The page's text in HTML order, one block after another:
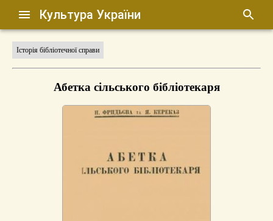
Культура України
Історія бібліотечної справи
Абетка сільського бібліотекаря